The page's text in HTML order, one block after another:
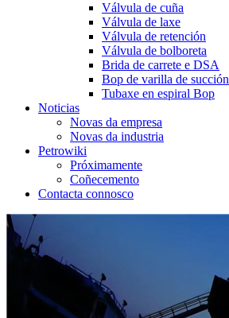
Válvula de cuña
Válvula de laxe
Válvula de retención
Válvula de bolboreta
Brida de carrete e DSA
Bop de varilla de succión
Tubaxe en espiral Bop
Noticias
Novas da empresa
Novas da industria
Petrowiki
Próximamente
Coñecemento
Contacta connosco